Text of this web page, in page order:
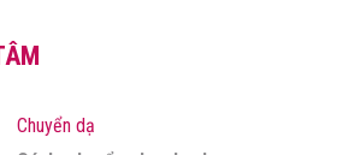
Chuyển dạ